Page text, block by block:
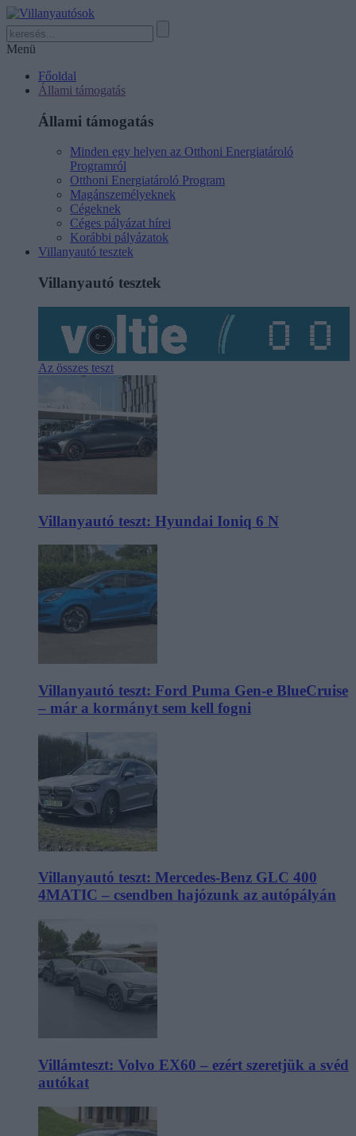
Menü
Főoldal
Állami támogatás
Állami támogatás
Minden egy helyen az Otthoni Energiatároló
Programról
Otthoni Energiatároló Program
Magánszemélyeknek
Cégeknek
Céges pályázat hírei
Korábbi pályázatok
Villanyautó tesztek
Villanyautó tesztek
Az összes teszt
Villanyautó teszt: Hyundai Ioniq 6 N
Villanyautó teszt: Ford Puma Gen-e BlueCruise
– már a kormányt sem kell fogni
Villanyautó teszt: Mercedes-Benz GLC 400
4MATIC – csendben hajózunk az autópályán
Villámteszt: Volvo EX60 – ezért szeretjük a svéd
autókat